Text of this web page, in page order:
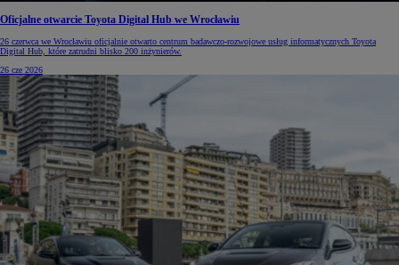
Oficjalne otwarcie Toyota Digital Hub we Wrocławiu
26 czerwca we Wrocławiu oficjalnie otwarto centrum badawczo-rozwojowe usług informatycznych Toyota
Digital Hub, które zatrudni blisko 200 inżynierów.
26 cze 2026